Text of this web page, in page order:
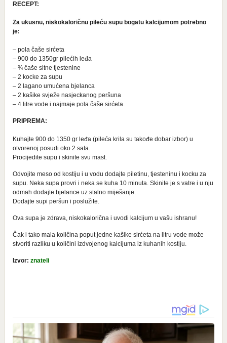
RECEPT:
Za ukusnu, niskokaloričnu pileću supu bogatu kalcijumom potrebno
je:
– pola čaše sirćeta
– 900 do 1350gr pilećih leđa
– ¾ čaše sitne tjestenine
– 2 kocke za supu
– 2 lagano umućena bjelanca
– 2 kašike svježe nasjeckanog peršuna
– 4 litre vode i najmaje pola čaše sirćeta.
PRIPREMA:
Kuhajte 900 do 1350 gr leđa (pileća krila su takođe dobar izbor) u
otvorenoj posudi oko 2 sata.
Procijedite supu i skinite svu mast.
Odvojite meso od kostiju i u vodu dodajte piletinu, tjesteninu i kocku za
supu. Neka supa provri i neka se kuha 10 minuta. Skinite je s vatre i u nju
odmah dodajte bjelance uz stalno miješanje.
Dodajte supi peršun i poslužite.
Ova supa je zdrava, niskokalorična i uvodi kalcijum u vašu ishranu!
Čak i tako mala količina poput jedne kašike sirćeta na litru vode može
stvoriti razliku u količini izdvojenog kalcijuma iz kuhanih kostiju.
Izvor: znateli